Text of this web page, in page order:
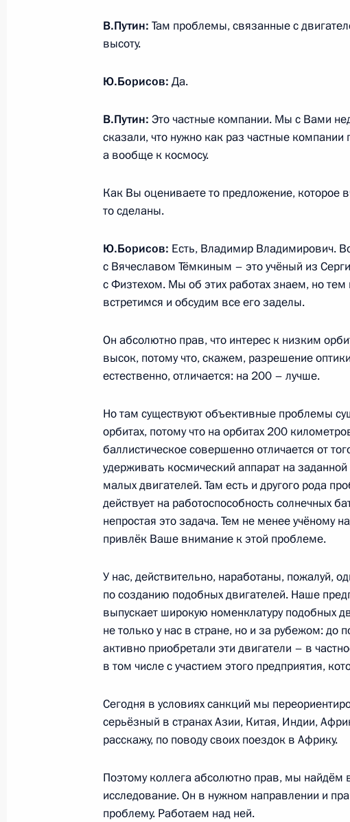
Совещание с руководством Минобороны,
и разработчиками ракетных систем
Встреча с главой «Роскосмоса» Юрием
Совещание с членами Правительства
17 апреля 2024 года, 17:30
Встреча с главой «Роскосмоса» Юрием
11 марта 2024 года, 13:30
Встреча с главой «Роскосмоса» Юрием
30 июня 2023 года, 20:05
Встреча с главой «Роскосмоса» Юрием
12 апреля 2023 года, 14:15
Встреча с главой «Роскосмоса» Юрием
19 января 2023 года, 13:30
26 июля 2022 года, 14:00
госкорпорации «Роскосмос»
15 июля 2022 года, 14:45
В.Путин: Там проблемы, связанные с
высоту.
Ю.Борисов: Да.
В.Путин: Это частные компании. Мы с Вами
сказали, что нужно как раз частные
а вообще к космосу.
Как Вы оцениваете то предложение, которое
то сделаны.
Ю.Борисов: Есть, Владимир Владимирович.
с Вячеславом Тёмкиным – это учёный из
с Физтехом. Мы об этих работах знаем, но
встретимся и обсудим все его заделы.
Он абсолютно прав, что интерес к низким
высок, потому что, скажем, разрешение
естественно, отличается: на 200 – лучше.
Но там существуют объективные проблемы
орбитах, потому что на орбитах 200
баллистическое совершенно отличается от
удерживать космический аппарат на
малых двигателей. Там есть и другого рода
действует на работоспособность солнечных
непростая это задача. Тем не менее учёному
привлёк Ваше внимание к этой проблеме.
У нас, действительно, наработаны, пожалуй,
по созданию подобных двигателей. Наше
выпускает широкую номенклатуру подобных
не только у нас в стране, но и за рубежом:
активно приобретали эти двигатели – в
в том числе с участием этого предприятия,
Сегодня в условиях санкций мы
серьёзный в странах Азии, Китая, Индии,
расскажу, по поводу своих поездок в Африку.
Поэтому коллега абсолютно прав, мы найдём
исследование. Он в нужном направлении и
проблему. Работаем над ней.